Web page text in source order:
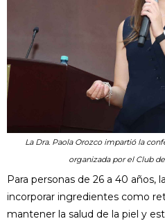
La Dra. Paola Orozco impartió la
organizada por el Club
Para personas de 26 a 40 años,
incorporar ingredientes como
mantener la salud de la piel y